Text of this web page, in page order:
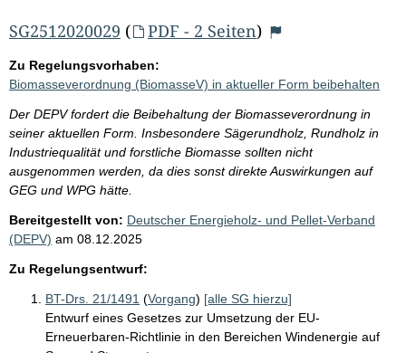
SG2512020029 ( PDF - 2 Seiten)
Zu Regelungsvorhaben:
Biomasseverordnung (BiomasseV) in aktueller Form beibehalten
Der DEPV fordert die Beibehaltung der Biomasseverordnung in
seiner aktuellen Form. Insbesondere Sägerundholz, Rundholz in
Industriequalität und forstliche Biomasse sollten nicht
ausgenommen werden, da dies sonst direkte Auswirkungen auf
GEG und WPG hätte.
Bereitgestellt von: Deutscher Energieholz- und Pellet-Verband
(DEPV) am 08.12.2025
Zu Regelungsentwurf:
BT-Drs. 21/1491 (Vorgang) [alle SG hierzu]
Entwurf eines Gesetzes zur Umsetzung der EU-
Erneuerbaren-Richtlinie in den Bereichen Windenergie auf